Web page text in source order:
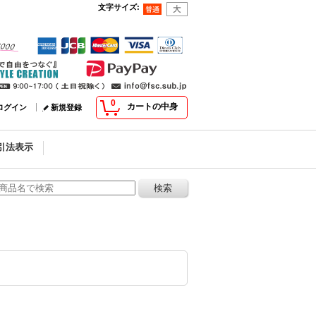
文字サイズ:
0 カートの中身
グイン 新規登録
法表示